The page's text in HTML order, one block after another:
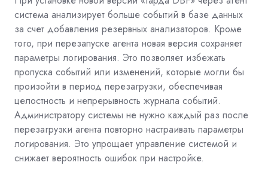
система анализирует больше событий в базе данных
за счет добавления резервных анализаторов. Кроме
того, при перезапуске агента новая версия сохраняет
параметры логирования. Это позволяет избежать
пропуска событий или изменений, которые могли бы
произойти в период перезагрузки, обеспечивая
целостность и непрерывность журнала событий.
Администратору системы не нужно каждый раз после
перезагрузки агента повторно настраивать параметры
логирования. Это упрощает управление системой и
снижает вероятность ошибок при настройке.